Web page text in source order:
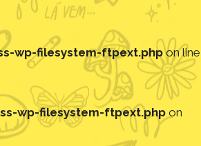
wp-filesystem-ftpext.phpon line
wp-filesystem-ftpext.php on